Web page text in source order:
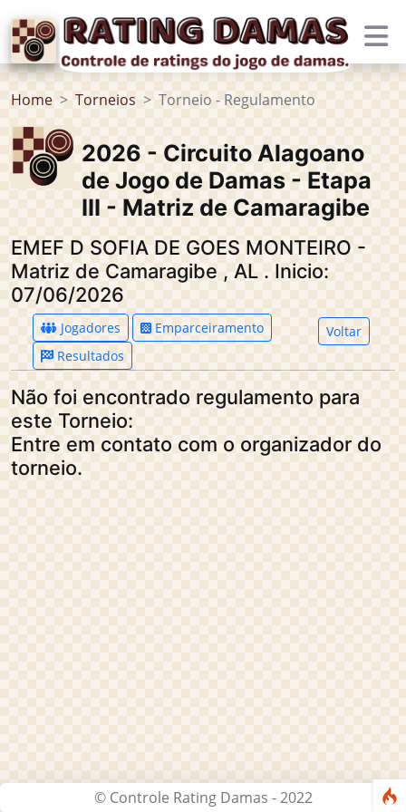
Home Torneios Torneio - Regulamento
2026 - Circuito Alagoano
de Jogo de Damas - Etapa
III - Matriz de Camaragibe
EMEF D SOFIA DE GOES MONTEIRO -
Matriz de Camaragibe , AL . Inicio:
07/06/2026
Jogadores
Emparceiramento
Resultados
Voltar
Não foi encontrado regulamento para
este Torneio:
Entre em contato com o organizador do
torneio.
© Controle Rating Damas - 2022